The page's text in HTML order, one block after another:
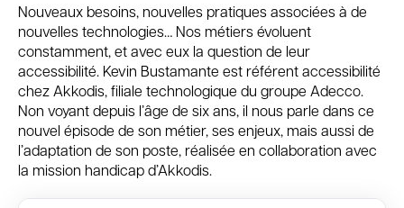
Nouveaux besoins, nouvelles pratiques associées à de
nouvelles technologies… Nos métiers évoluent
constamment, et avec eux la question de leur
accessibilité. Kevin Bustamante est référent accessibilité
chez Akkodis, filiale technologique du groupe Adecco.
Non voyant depuis l’âge de six ans, il nous parle dans ce
nouvel épisode de son métier, ses enjeux, mais aussi de
l’adaptation de son poste, réalisée en collaboration avec
la mission handicap d’Akkodis.